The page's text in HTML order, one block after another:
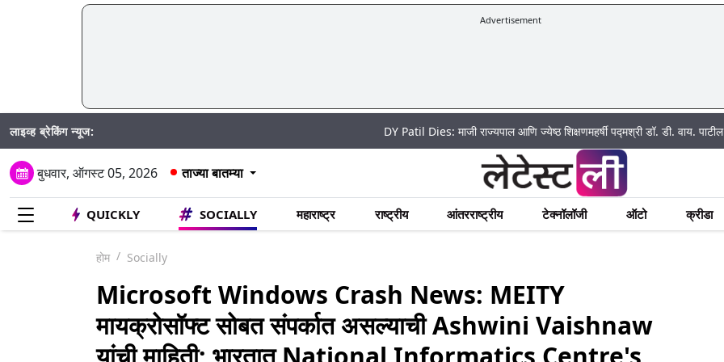
Advertisement
लाइव्ह ब्रेकिंग न्यूज: DY Patil Dies: माजी राज्यपाल आणि ज्येष्ठ शिक्षणमहर्षी पद्मश्री डॉ. डी. वाय. पाटील यांचे वयाच्या 90
बुधवार, ऑगस्ट 05, 2026 ताज्या बातम्या
QUICKLY SOCIALLY महाराष्ट्र राष्ट्रीय आंतरराष्ट्रीय टेक्नॉलॉजी ऑटो क्रीडा
होम Socially
Microsoft Windows Crash News: MEITY
मायक्रोसॉफ्ट सोबत संपर्कात असल्याची Ashwini Vaishnaw